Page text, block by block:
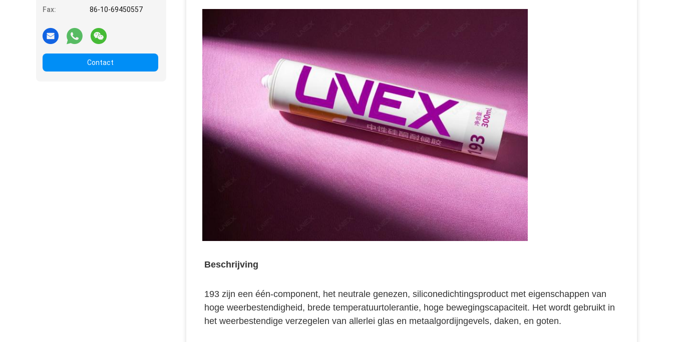
Fax:
86-10-69450557
Contact
Beschrijving
193 zijn een één-component, het neutrale genezen, siliconedichtingsproduct met eigenschappen van
hoge weerbestendigheid, brede temperatuurtolerantie, hoge bewegingscapaciteit. Het wordt gebruikt in
het weerbestendige verzegelen van allerlei glas en metaalgordijngevels, daken, en goten.